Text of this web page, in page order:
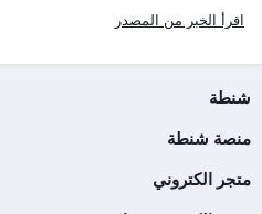
اقرأ الخبر من المصدر
شنطة
منصة شنطة
متجر الكتروني